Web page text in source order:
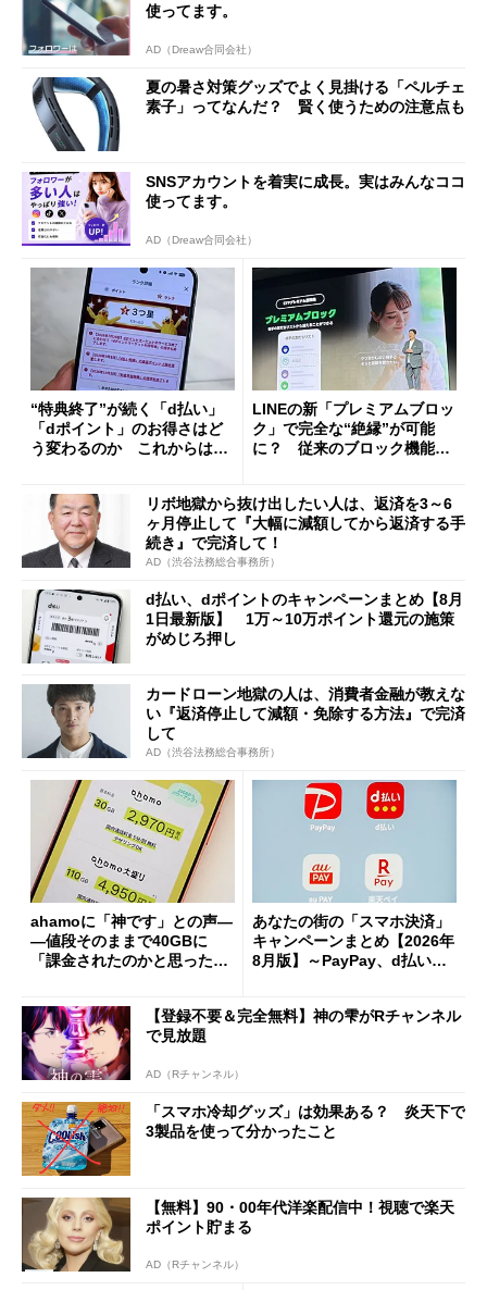
使ってます。
AD（Dreaw合同会社）
夏の暑さ対策グッズでよく見掛ける「ペルチェ
素子」ってなんだ？ 賢く使うための注意点も
SNSアカウントを着実に成長。実はみんなココ
使ってます。
AD（Dreaw合同会社）
“特典終了”が続く「d払い」
「dポイント」のお得さはど
う変わるのか これからは
LINEの新「プレミアムブロッ
ク」で完全な“絶縁”が可能
に？ 従来のブロック機能と
リボ地獄から抜け出したい人は、返済を3～6
ヶ月停止して『大幅に減額してから返済する手
続き』で完済して！
AD（渋谷法務総合事務所）
d払い、dポイントのキャンペーンまとめ【8月
1日最新版】 1万～10万ポイント還元の施策
がめじろ押し
カードローン地獄の人は、消費者金融が教えな
い『返済停止して減額・免除する方法』で完済
して
AD（渋谷法務総合事務所）
ahamoに「神です」との声―
―値段そのままで40GBに
「課金されたのかと思った」
あなたの街の「スマホ決済」
キャンペーンまとめ【2026年
8月版】～PayPay、d払い、a
【登録不要＆完全無料】神の雫がRチャンネル
で見放題
AD（Rチャンネル）
「スマホ冷却グッズ」は効果ある？ 炎天下で
3製品を使って分かったこと
【無料】90・00年代洋楽配信中！視聴で楽天
ポイント貯まる
AD（Rチャンネル）